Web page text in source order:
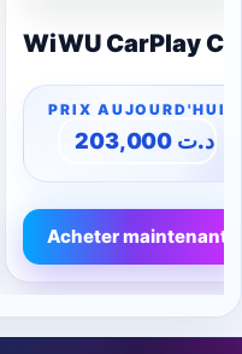
د.ت
Acheter maintenant